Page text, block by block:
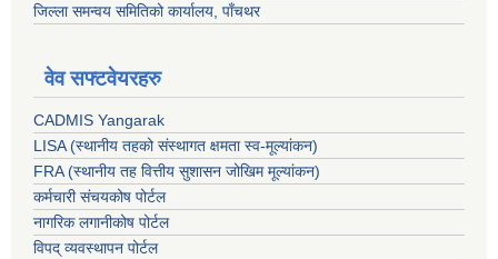
जिल्ला समन्वय समितिको कार्यालय, पाँचथर
वेव सफ्टवेयरहरु
CADMIS Yangarak
LISA (स्थानीय तहको संस्थागत क्षमता स्व-मूल्यांकन)
FRA (स्थानीय तह वित्तीय सुशासन जोखिम मूल्यांकन)
कर्मचारी संचयकोष पोर्टल
नागरिक लगानीकोष पोर्टल
विपद् व्यवस्थापन पोर्टल